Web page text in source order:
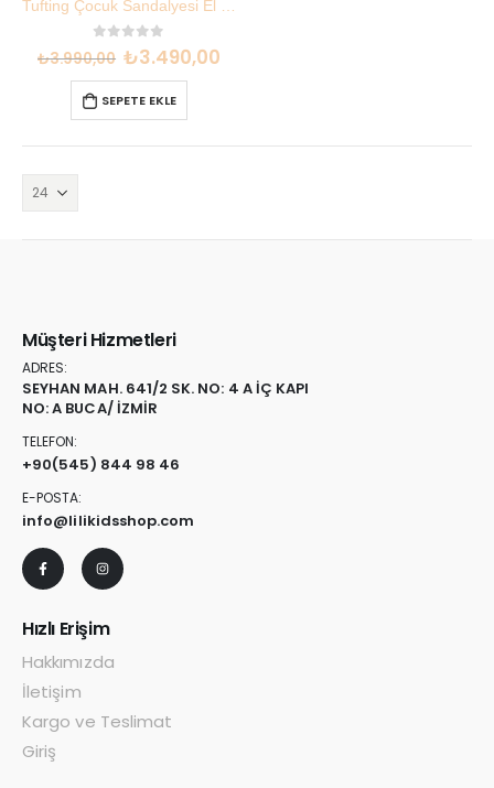
out of 5
₺3.990,00 ₺3.490,00
SEPETE EKLE
Müşteri Hizmetleri
ADRES:
SEYHAN MAH. 641/2 SK. NO: 4 A İÇ KAPI
NO: A BUCA/ İZMİR
TELEFON:
+90(545) 844 98 46
E-POSTA:
info@lilikidsshop.com
Hızlı Erişim
Hakkımızda
İletişim
Kargo ve Teslimat
Giriş